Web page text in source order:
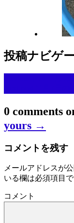
投稿ナビゲ
0 comments
yours →
コメントを残す
メールアドレスが
いる欄は必須項目
コメント